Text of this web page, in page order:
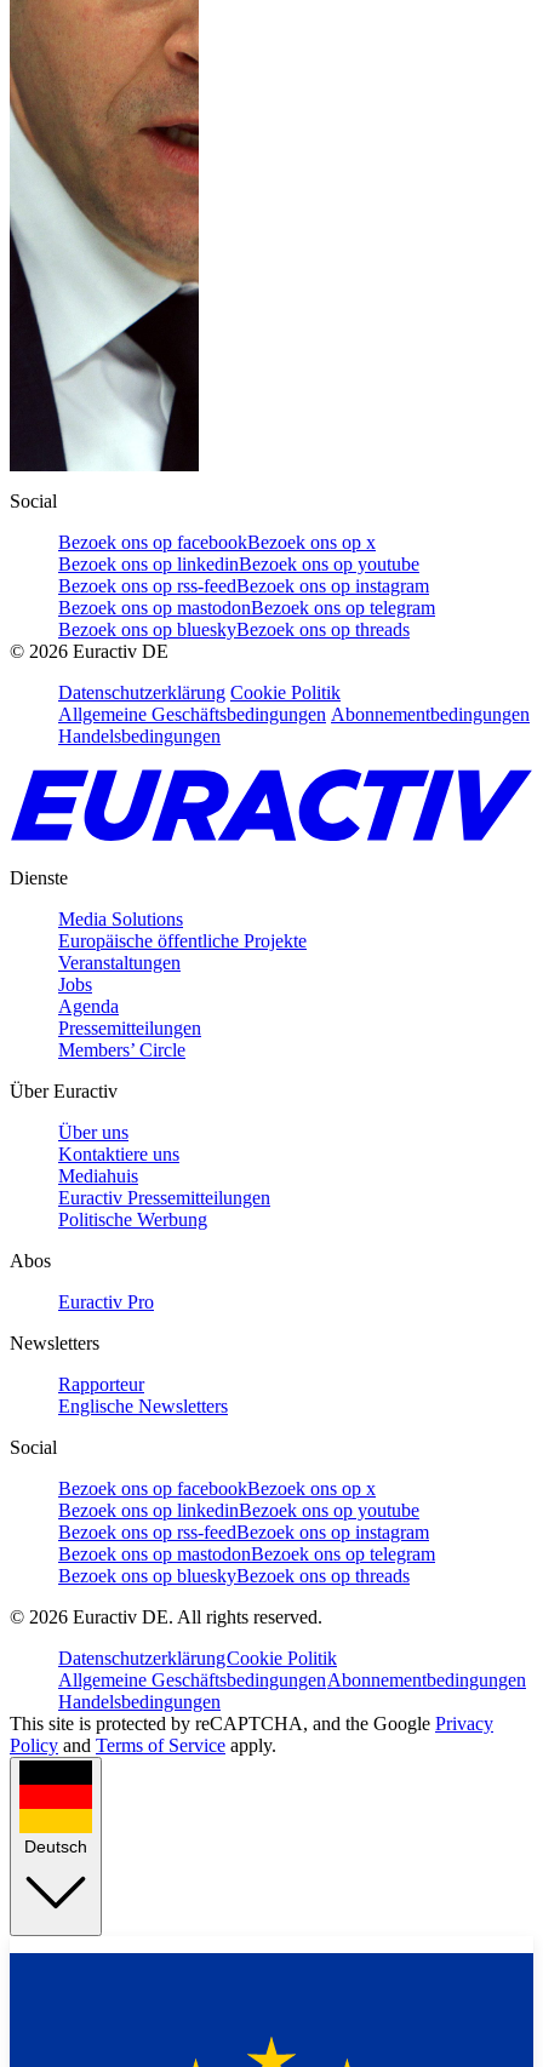
Social
Bezoek ons op facebookBezoek ons op x
Bezoek ons op linkedinBezoek ons op youtube
Bezoek ons op rss-feedBezoek ons op instagram
Bezoek ons op mastodonBezoek ons op telegram
Bezoek ons op blueskyBezoek ons op threads
© 2026 Euractiv DE
Datenschutzerklärung Cookie Politik
Allgemeine Geschäftsbedingungen Abonnementbedingungen
Handelsbedingungen
Dienste
Media Solutions
Europäische öffentliche Projekte
Veranstaltungen
Jobs
Agenda
Pressemitteilungen
Members’ Circle
Über Euractiv
Über uns
Kontaktiere uns
Mediahuis
Euractiv Pressemitteilungen
Politische Werbung
Abos
Euractiv Pro
Newsletters
Rapporteur
Englische Newsletters
Social
Bezoek ons op facebookBezoek ons op x
Bezoek ons op linkedinBezoek ons op youtube
Bezoek ons op rss-feedBezoek ons op instagram
Bezoek ons op mastodonBezoek ons op telegram
Bezoek ons op blueskyBezoek ons op threads
© 2026 Euractiv DE. All rights reserved.
DatenschutzerklärungCookie Politik
Allgemeine GeschäftsbedingungenAbonnementbedingungen
Handelsbedingungen
This site is protected by reCAPTCHA, and the Google Privacy
Policy and Terms of Service apply.
Deutsch